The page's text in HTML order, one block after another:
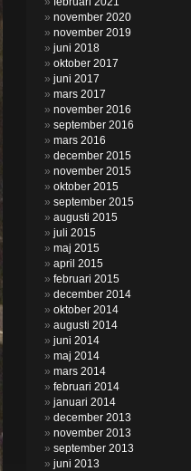
november 2020
november 2019
juni 2018
oktober 2017
juni 2017
mars 2017
november 2016
september 2016
mars 2016
december 2015
november 2015
oktober 2015
september 2015
augusti 2015
juli 2015
maj 2015
april 2015
februari 2015
december 2014
oktober 2014
augusti 2014
juni 2014
maj 2014
mars 2014
februari 2014
januari 2014
december 2013
november 2013
september 2013
juni 2013